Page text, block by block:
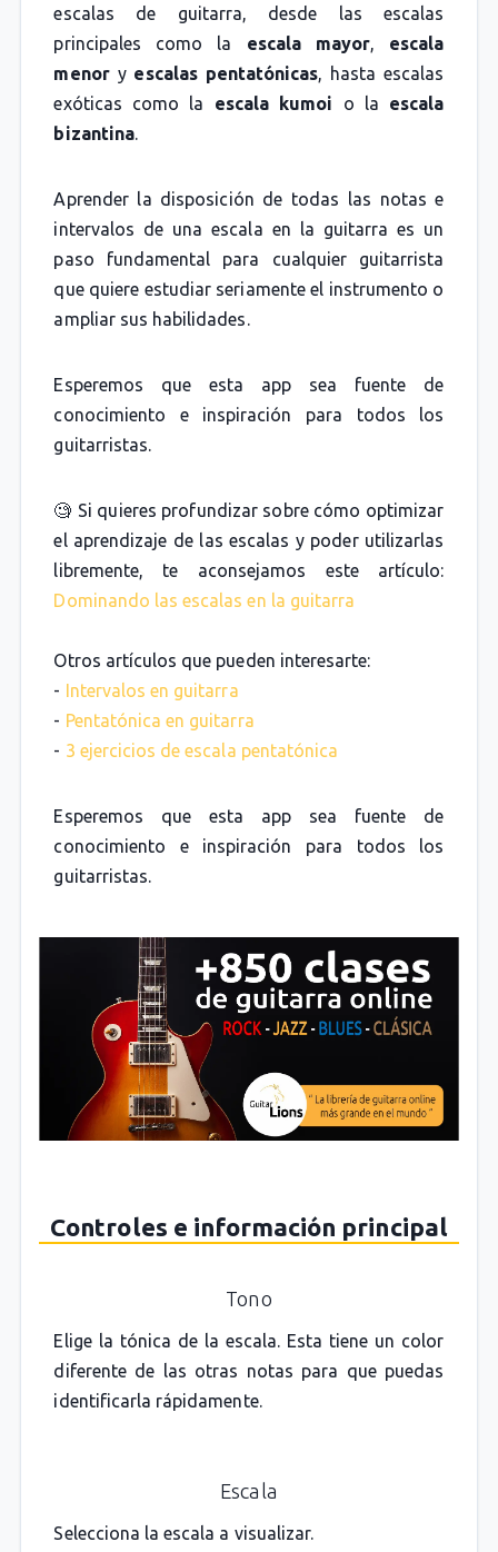
escalas de guitarra, desde las escalas
principales como la escala mayor, escala
menory escalas pentatónicas, hasta escalas
exóticas como la escala kumoi o la escala
bizantina.
Aprender la disposición de todas las notas e
intervalos de una escala en la guitarra es un
paso fundamental para cualquier guitarrista
que quiere estudiar seriamente el instrumento o
ampliar sus habilidades.
Esperemos que esta app sea fuente de
conocimiento e inspiración para todos los
guitarristas.
🧐 Si quieres profundizar sobre cómo optimizar
el aprendizaje de las escalas y poder utilizarlas
libremente, te aconsejamos este artículo:
Dominando las escalas en la guitarra
Otros artículos que pueden interesarte:
- Intervalos en guitarra
- Pentatónica en guitarra
- 3 ejercicios de escala pentatónica
Esperemos que esta app sea fuente de
conocimiento e inspiración para todos los
guitarristas.
Controles e información principal
Tono
Elige la tónica de la escala. Esta tiene un color
diferente de las otras notas para que puedas
identificarla rápidamente.
Escala
Selecciona la escala a visualizar.